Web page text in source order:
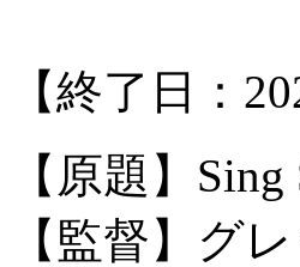
【終了日：
【原題】Sing
【監督】グ